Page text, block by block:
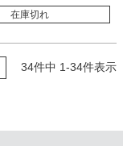
在庫切れ
34件中 1-34件表示